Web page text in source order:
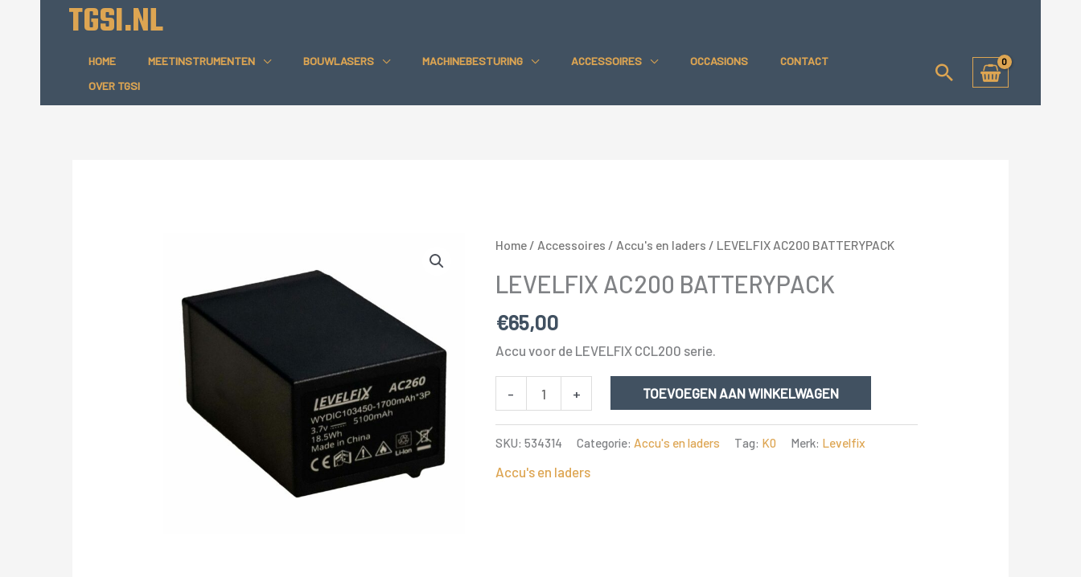
TGSI.NL
HOME MEETINSTRUMENTEN BOUWLASERS MACHINEBESTURING ACCESSOIRES OCCASIONS
CONTACT
OVER TGSI
Zoeken
Home/ Accessoires / Accu's en laders / LEVELFIX AC200 BATTERYPACK
LEVELFIX AC200 BATTERYPACK
€65,00
Accu voor de LEVELFIX CCL200 serie.
-
LEVELFIX
AC200
BATTERYPACK
+ TOEVOEGEN AAN WINKELWAGEN
SKU: 534314 Categorie: Accu's en laders Tag: K0 Merk: Levelfix
Accu's en laders